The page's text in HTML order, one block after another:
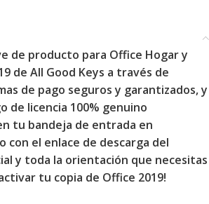
de producto para Office Hogar y
de All Good Keys a través de
de pago seguros y garantizados, y
de licencia 100% genuino
tu bandeja de entrada en
con el enlace de descarga del
y toda la orientación que necesitas
tu copia de Office 2019!